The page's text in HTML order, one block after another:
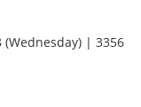
(Wednesday) | 3356